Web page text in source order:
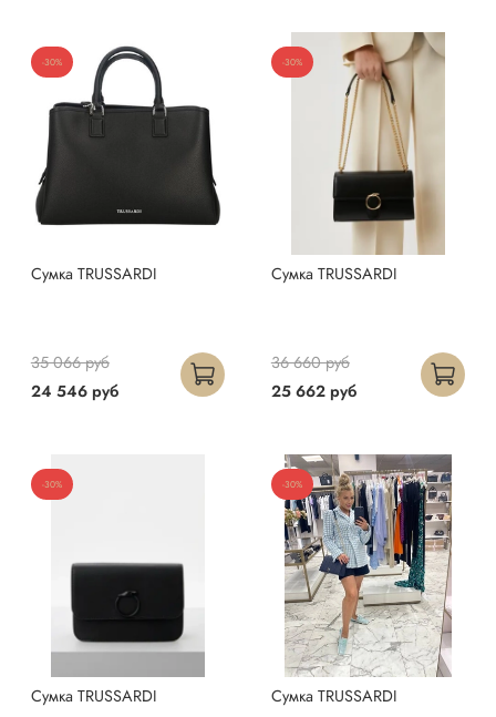
-30%
Сумка TRUSSARDI
24 546 руб
35 066 руб
-30%
Сумка TRUSSARDI
25 662 руб
36 660 руб
-30%
Сумка TRUSSARDI
-30%
Сумка TRUSSARDI